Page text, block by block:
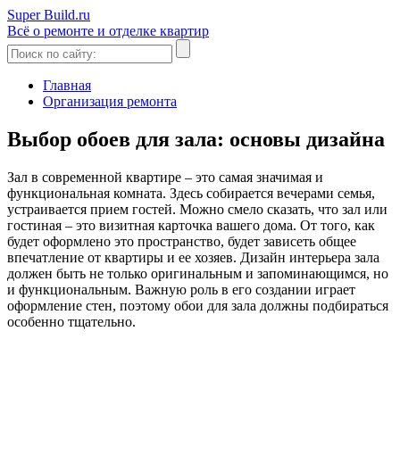
Super Build.ru
Всё о ремонте и отделке квартир
Главная
Организация ремонта
Выбор обоев для зала: основы дизайна
Зал в современной квартире – это самая значимая и
функциональная комната. Здесь собирается вечерами семья,
устраивается прием гостей. Можно смело сказать, что зал или
гостиная – это визитная карточка вашего дома. От того, как
будет оформлено это пространство, будет зависеть общее
впечатление от квартиры и ее хозяев. Дизайн интерьера зала
должен быть не только оригинальным и запоминающимся, но
и функциональным. Важную роль в его создании играет
оформление стен, поэтому обои для зала должны подбираться
особенно тщательно.